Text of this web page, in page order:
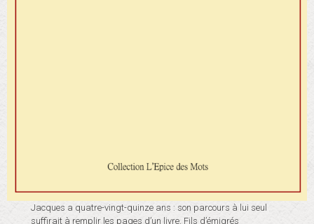
Jacques a quatre-vingt-quinze ans : son parcours à lui seul
suffirait à remplir les pages d’un livre. Fils d’émigrés